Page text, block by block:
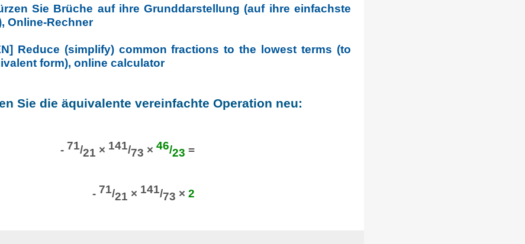
Sie Brüche auf ihre Grunddarstellung (auf ihre einfachste
Online-Rechner
Reduce (simplify) common fractions to the lowest terms (to
form), online calculator
Sie die äquivalente vereinfachte Operation neu:
- 71/21 × 141/73 × 46/23 =
- 71/21 × 141/73 × 2